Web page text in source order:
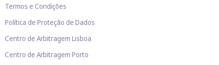
Termos e Condições
Política de Proteção de Dados
Centro de Arbitragem Lisboa
Centro de Arbitragem Porto